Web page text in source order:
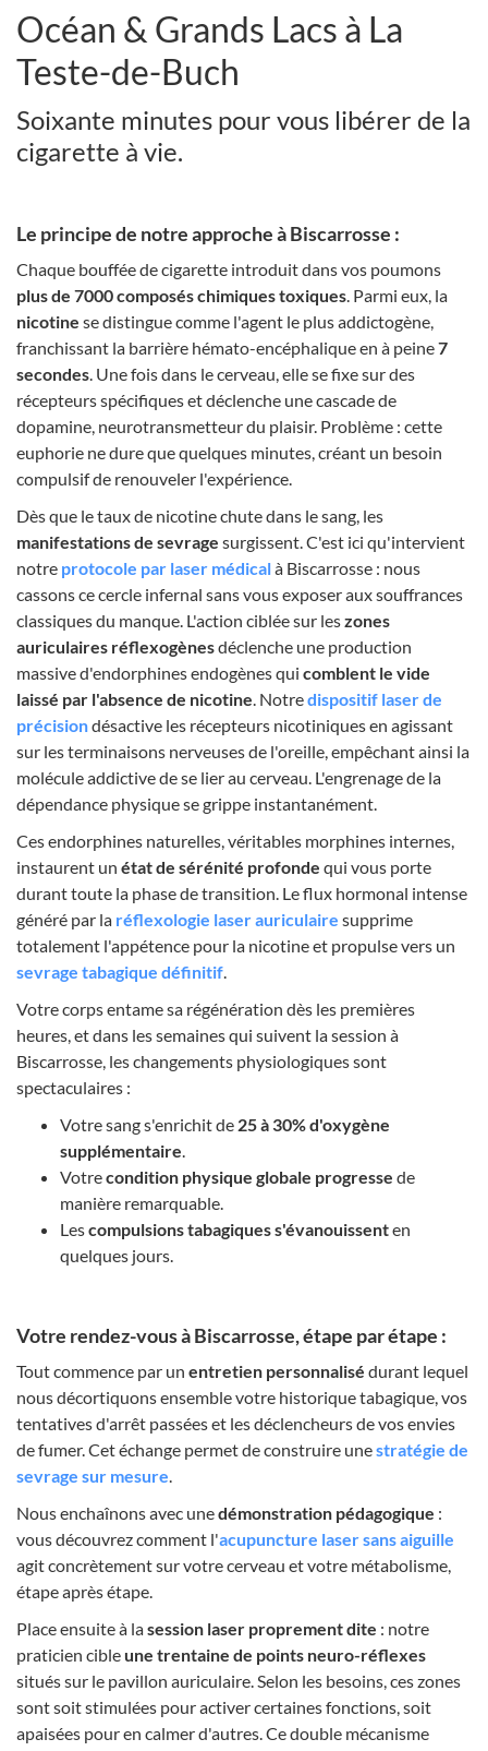
Océan & Grands Lacs à La
Teste-de-Buch
Soixante minutes pour vous libérer de la
cigarette à vie.
Le principe de notre approche à Biscarrosse :
Chaque bouffée de cigarette introduit dans vos poumons
plus de 7000 composés chimiques toxiques. Parmi eux, la
nicotine se distingue comme l'agent le plus addictogène,
franchissant la barrière hémato-encéphalique en à peine7
secondes. Une fois dans le cerveau, elle se fixe sur des
récepteurs spécifiques et déclenche une cascade de
dopamine, neurotransmetteur du plaisir. Problème : cette
euphorie ne dure que quelques minutes, créant un besoin
compulsif de renouveler l'expérience.
Dès que le taux de nicotine chute dans le sang, les
manifestations de sevrage surgissent. C'est ici qu'intervient
notre protocole par laser médicalà Biscarrosse : nous
cassons ce cercle infernal sans vous exposer aux souffrances
classiques du manque. L'action ciblée sur leszones
auriculaires réflexogènesdéclenche une production
massive d'endorphines endogènes qui comblent le vide
laissé par l'absence de nicotine. Notredispositif laser de
précisiondésactive les récepteurs nicotiniques en agissant
sur les terminaisons nerveuses de l'oreille, empêchant ainsi la
molécule addictive de se lier au cerveau. L'engrenage de la
dépendance physique se grippe instantanément.
Ces endorphines naturelles, véritables morphines internes,
instaurent un état de sérénité profonde qui vous porte
durant toute la phase de transition. Le flux hormonal intense
généré par la réflexologie laser auriculaire supprime
totalement l'appétence pour la nicotine et propulse vers un
sevrage tabagique définitif.
Votre corps entame sa régénération dès les premières
heures, et dans les semaines qui suivent la session à
Biscarrosse, les changements physiologiques sont
spectaculaires :
Votre sang s'enrichit de 25 à 30% d'oxygène
supplémentaire.
Votrecondition physique globale progresse de
manière remarquable.
Lescompulsions tabagiques s'évanouissenten
quelques jours.
Votre rendez-vous à Biscarrosse, étape par étape :
Tout commence par un entretien personnalisé durant lequel
nous décortiquons ensemble votre historique tabagique, vos
tentatives d'arrêt passées et les déclencheurs de vos envies
de fumer. Cet échange permet de construire unestratégie de
sevrage sur mesure.
Nous enchaînons avec unedémonstration pédagogique :
vous découvrez comment l'acupuncture laser sans aiguille
agit concrètement sur votre cerveau et votre métabolisme,
étape après étape.
Place ensuite à lasession laser proprement dite : notre
praticien cible une trentaine de points neuro-réflexes
situés sur le pavillon auriculaire. Selon les besoins, ces zones
sont soit stimulées pour activer certaines fonctions, soit
apaisées pour en calmer d'autres. Ce double mécanisme